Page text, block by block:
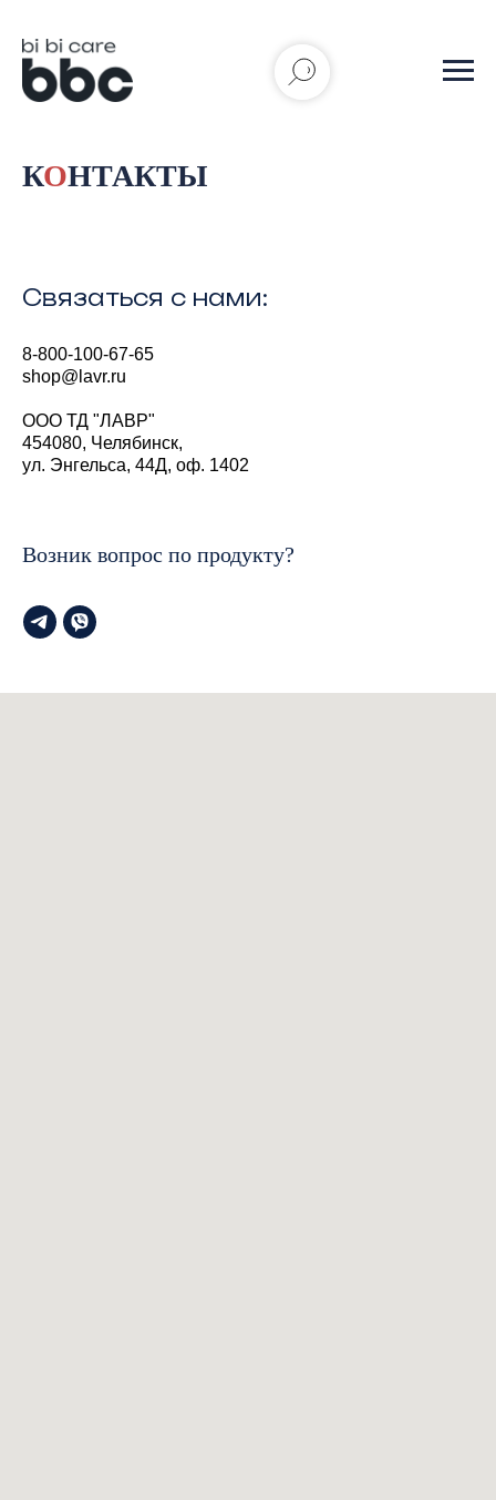
КОНТАКТЫ
Связаться с нами:
8-800-100-67-65
shop@lavr.ru
ООО ТД "ЛАВР"
454080, Челябинск,
ул. Энгельса, 44Д, оф. 1402
Возник вопрос по продукту?